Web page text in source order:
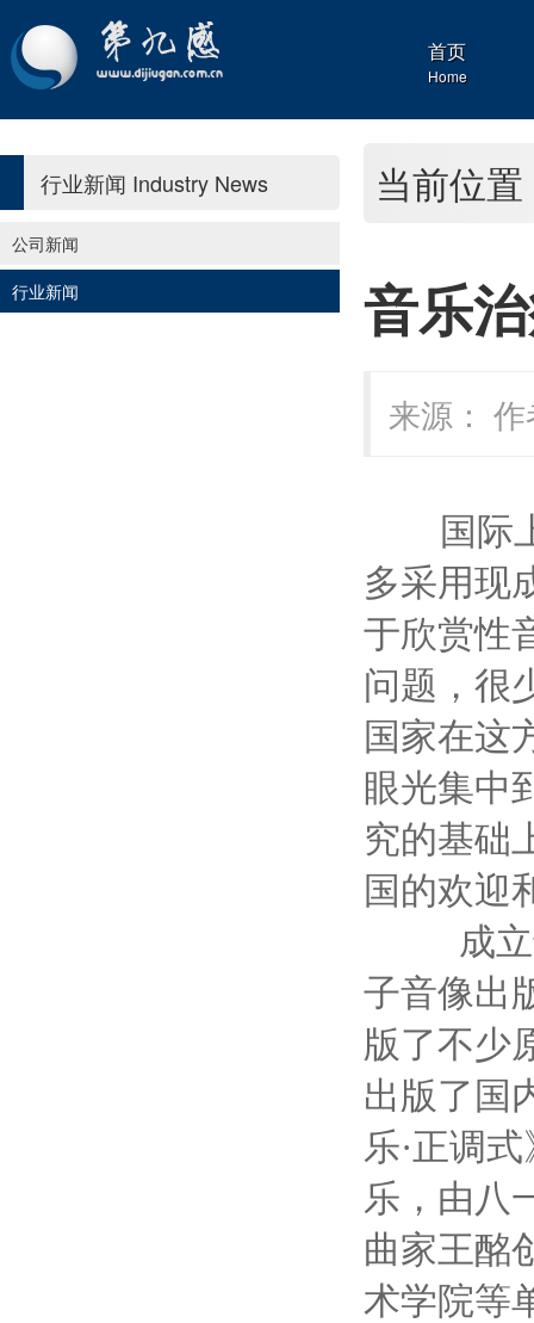
首页
Home
行业新闻 Industry News
公司新闻
行业新闻
当前位
音乐
来源：
国际上
多采用现
于欣赏性
问题，很
国家在这
眼光集中
究的基础
国的欢迎
成立于
子音像出
版了不少
出版了国
乐·正调
乐，由八
曲家王酩
术学院等